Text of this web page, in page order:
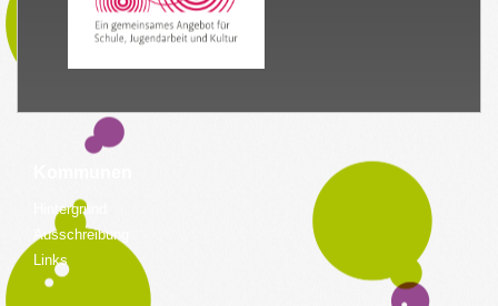
Hintergrund
Ausschreibung
Links